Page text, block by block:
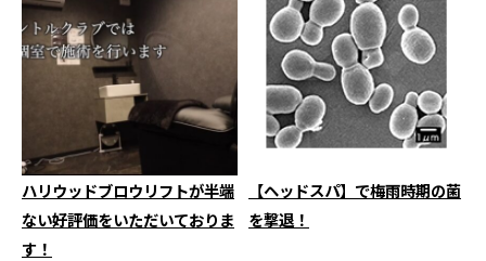
ハリウッドブロウリフトが半端
ない好評価をいただいておりま
す！
【ヘッドスパ】で梅雨時期の菌
を撃退！